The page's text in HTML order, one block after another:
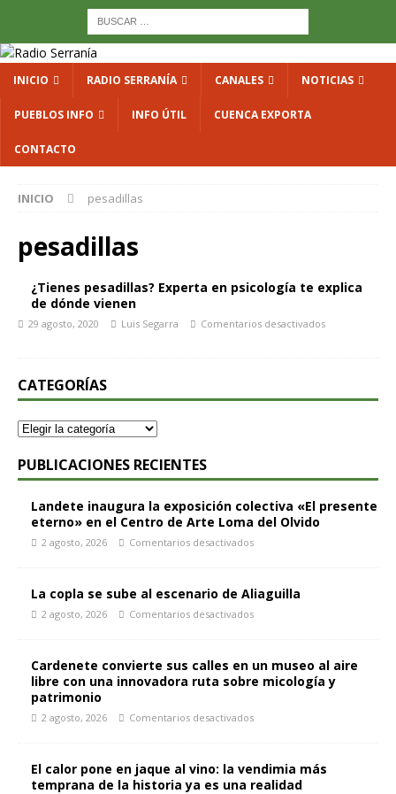
INICIO RADIO SERRANÍA CANALES NOTICIAS
PUEBLOS INFO INFO ÚTIL CUENCA EXPORTA
CONTACTO
INICIO pesadillas
pesadillas
¿Tienes pesadillas? Experta en psicología te explica
de dónde vienen
29 agosto, 2020 Luis Segarra Comentarios desactivados
CATEGORÍAS
PUBLICACIONES RECIENTES
Landete inaugura la exposición colectiva «El presente
eterno» en el Centro de Arte Loma del Olvido
2 agosto, 2026 Comentarios desactivados
La copla se sube al escenario de Aliaguilla
2 agosto, 2026 Comentarios desactivados
Cardenete convierte sus calles en un museo al aire
libre con una innovadora ruta sobre micología y
patrimonio
2 agosto, 2026 Comentarios desactivados
El calor pone en jaque al vino: la vendimia más
temprana de la historia ya es una realidad